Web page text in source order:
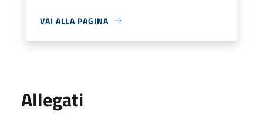
VAI ALLA PAGINA
Allegati